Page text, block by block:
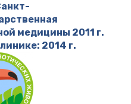
медицины 2011 г.
2014 г.